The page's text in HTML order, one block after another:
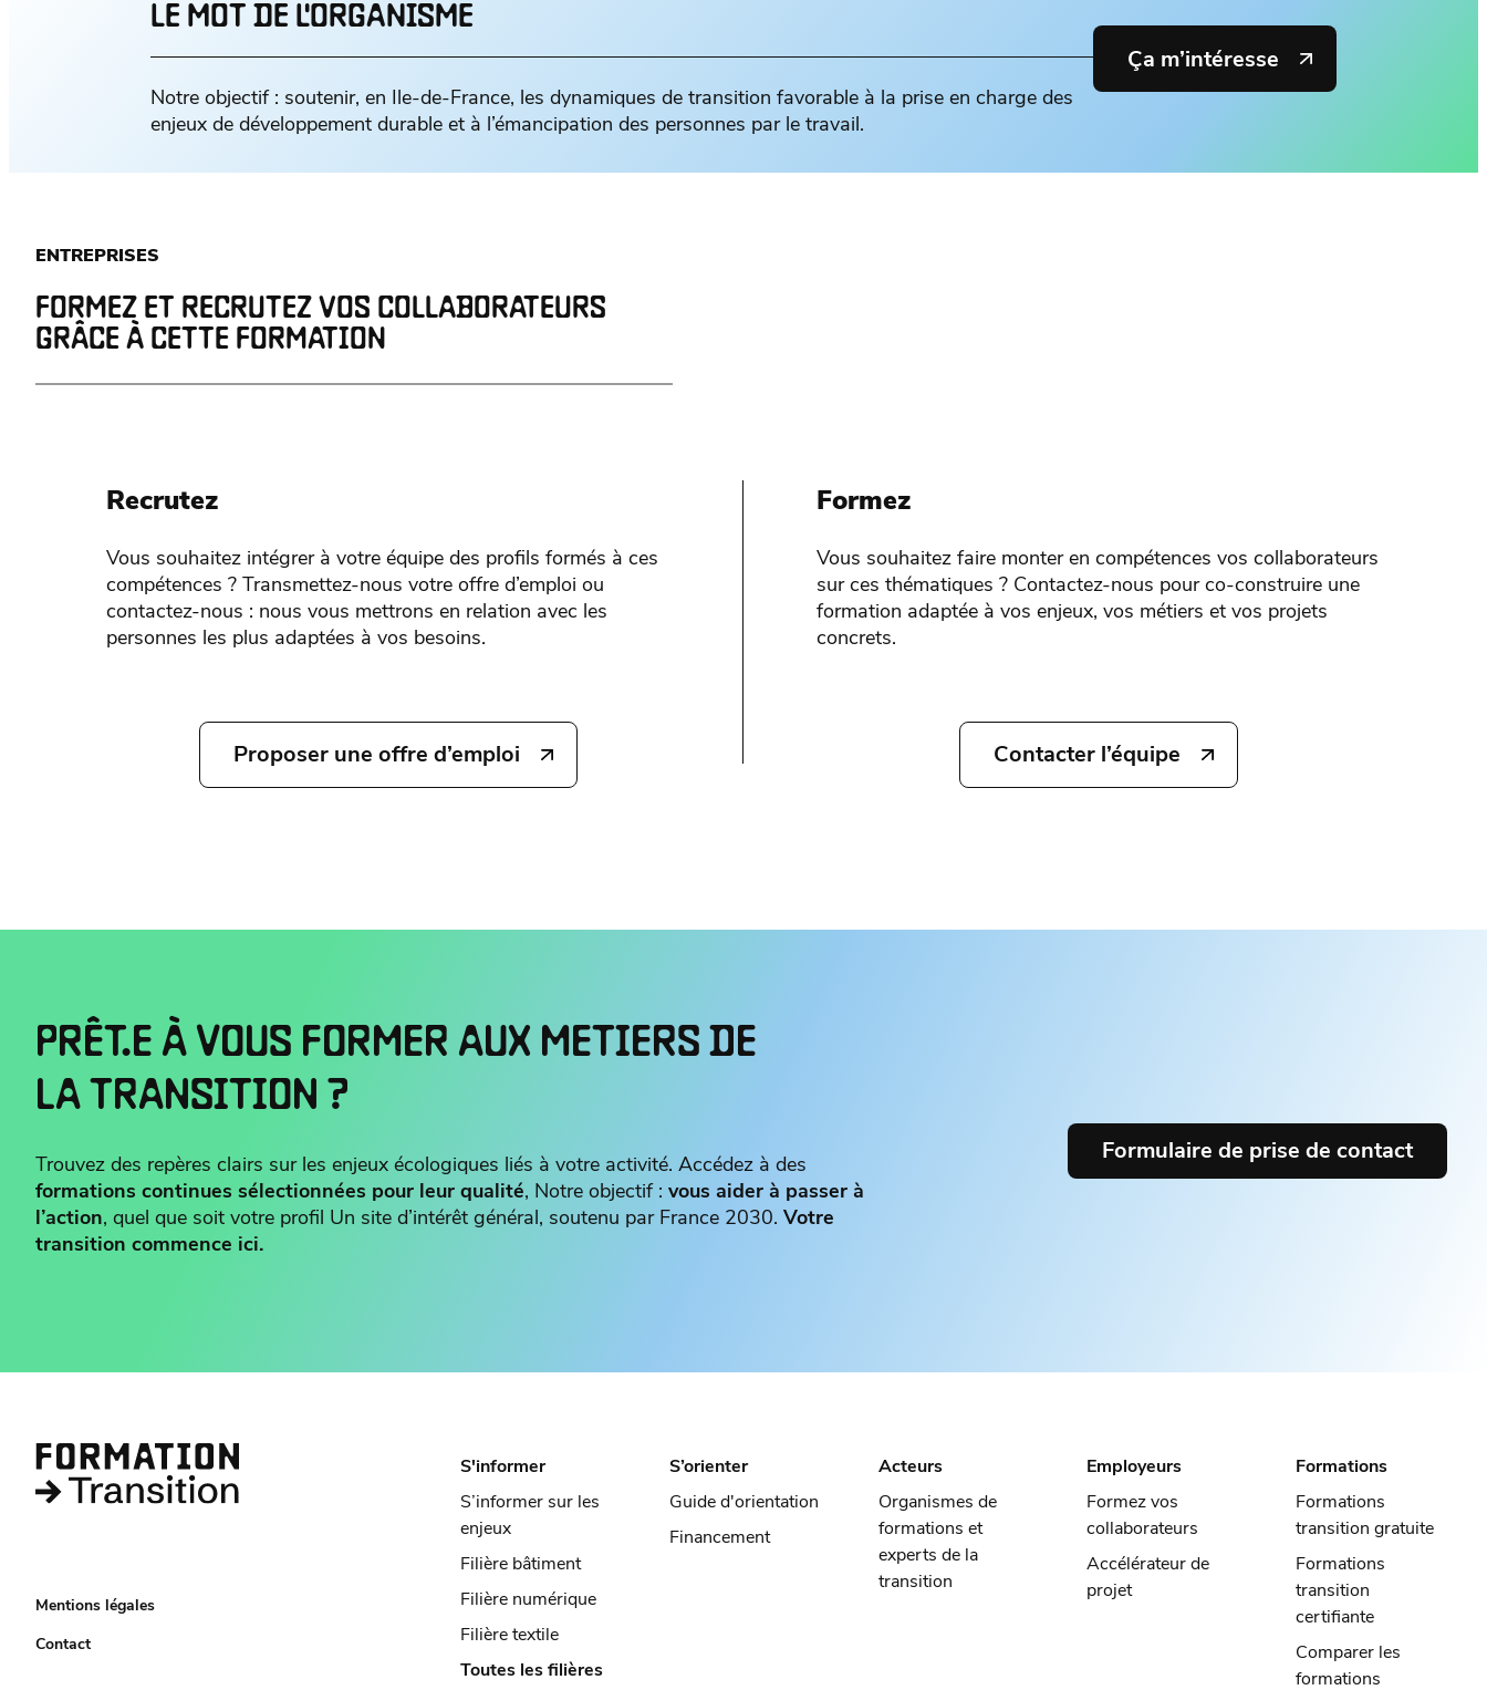
LE MOT DE L'ORGANISME
Notre objectif : soutenir, en Ile-de-France, les dynamiques de transition favorable à la prise en charge des
enjeux de développement durable et à l’émancipation des personnes par le travail.
Ça m’intéresse
ENTREPRISES
FORMEZ ET RECRUTEZ VOS COLLABORATEURS
GRÂCE À CETTE FORMATION
Recrutez
Vous souhaitez intégrer à votre équipe des profils formés à ces
compétences ? Transmettez-nous votre offre d’emploi ou
contactez-nous : nous vous mettrons en relation avec les
personnes les plus adaptées à vos besoins.
Proposer une offre d’emploi
Formez
Vous souhaitez faire monter en compétences vos collaborateurs
sur ces thématiques ? Contactez-nous pour co-construire une
formation adaptée à vos enjeux, vos métiers et vos projets
concrets.
Contacter l’équipe
PRÊT.E À VOUS FORMER AUX METIERS DE
LA TRANSITION ?
Trouvez des repères clairs sur les enjeux écologiques liés à votre activité. Accédez à des
formations continues sélectionnées pour leur qualité, Notre objectif : vous aider à passer à
l’action, quel que soit votre profil Un site d’intérêt général, soutenu par France 2030. Votre
transition commence ici.
Formulaire de prise de contact
S'informer
S’informer sur les
enjeux
Filière bâtiment
Filière numérique
Filière textile
Toutes les filières
S’orienter
Guide d'orientation
Financement
Acteurs
Organismes de
formations et
experts de la
transition
Employeurs
Formez vos
collaborateurs
Accélérateur de
projet
Formations
Formations
transition gratuite
Formations
transition
certifiante
Comparer les
formations
Mentions légales
Contact